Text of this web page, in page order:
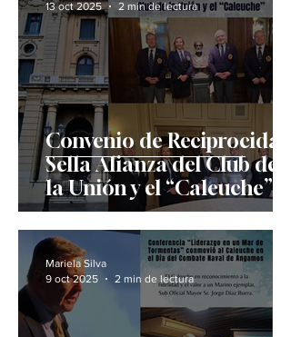
Convenio de Reciprocidad
Sella Alianza del Club de
la Unión y el “Caleuche”
13 oct 2025 2 min de lectura
Mariela Silva
9 oct 2025
2 min de lectura